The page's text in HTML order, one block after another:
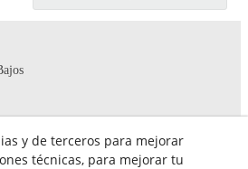
y de terceros para mejorar
técnicas, para mejorar tu